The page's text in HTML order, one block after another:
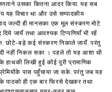
उसका कितना आदर किया, यह सब
यह विचार था और उसे सम्पादकीय
जल्दी ही मानसका एक मूल संस्करण मोटे
जायँ तथा आवश्यक टिप्पणियाँ भी रहें
छोटे-बड़े कई संस्करण निकाले जायँ, परंतु
नहीं निकल सका । पहले तो यह आशा थी
हाथकी लिखी हुई कोई पूरी प्रामाणिक
पास पहुँचाया जा सके; परंतु जब यह
पाठको ही एक बार फिरसे देखकर तथा